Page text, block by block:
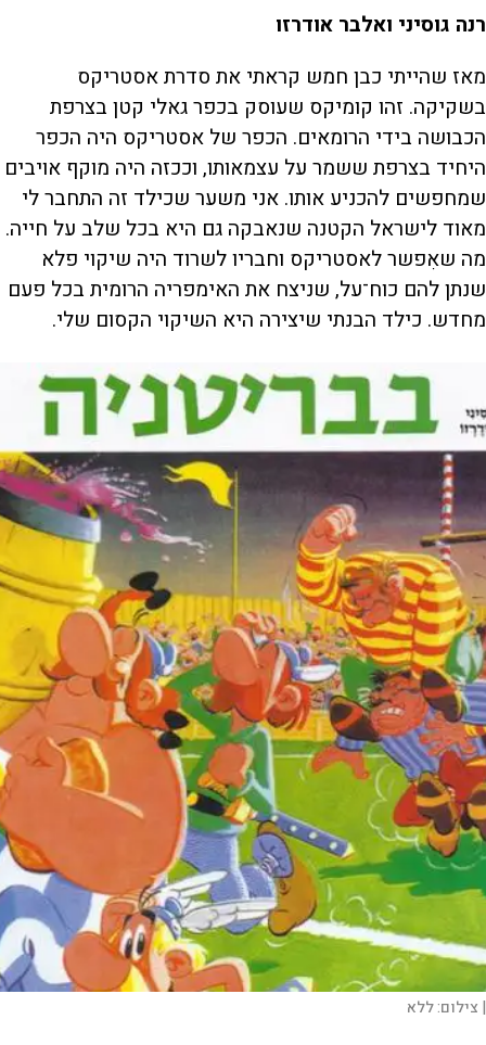
רנה גוסיני ואלבר אודרזו
מאז שהייתי כבן חמש קראתי את סדרת אסטריקס
בשקיקה. זהו קומיקס שעוסק בכפר גאלי קטן בצרפת
הכבושה בידי הרומאים. הכפר של אסטריקס היה הכפר
היחיד בצרפת ששמר על עצמאותו, וככזה היה מוקף אויבים
שמחפשים להכניע אותו. אני משער שכילד זה התחבר לי
מאוד לישראל הקטנה שנאבקה גם היא בכל שלב על חייה.
מה שאִפשר לאסטריקס וחבריו לשרוד היה שיקוי פלא
שנתן להם כוח־על, שניצח את האימפריה הרומית בכל פעם
מחדש. כילד הבנתי שיצירה היא השיקוי הקסום שלי.
| צילום:ללא